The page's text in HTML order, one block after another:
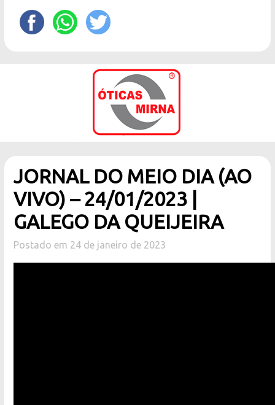
JORNAL DO MEIO DIA (AO
VIVO) – 24/01/2023 |
GALEGO DA QUEIJEIRA
Postado em 24 de janeiro de 2023